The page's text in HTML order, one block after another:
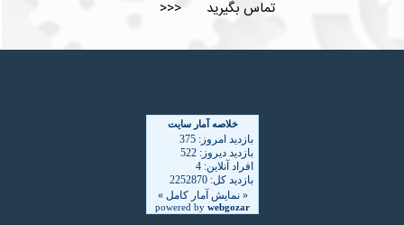
تماس بگیرید <<<